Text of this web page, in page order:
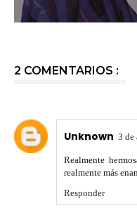
2 COMENTARIOS :
Unknown 3 de
Realmente
realmente más
Responder